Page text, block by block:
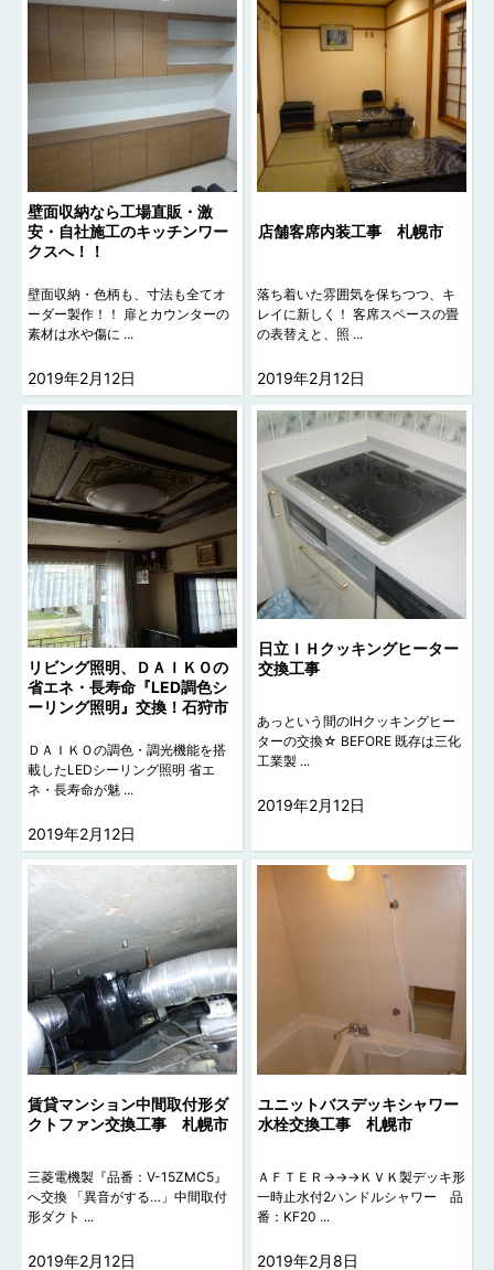
壁面収納なら工場直販・激
安・自社施工のキッチンワー
クスへ！！
壁面収納・色柄も、寸法も全てオ
ーダー製作！！ 扉とカウンターの
素材は水や傷に ...
2019年2月12日
店舗客席内装工事 札幌市
落ち着いた雰囲気を保ちつつ、キ
レイに新しく！ 客席スペースの畳
の表替えと、照 ...
2019年2月12日
リビング照明、ＤＡＩＫＯの
省エネ・長寿命『LED調色シ
ーリング照明』交換！石狩市
ＤＡＩＫＯの調色・調光機能を搭
載したLEDシーリング照明 省エ
ネ・長寿命が魅 ...
2019年2月12日
日立ＩＨクッキングヒーター
交換工事
あっという間のIHクッキングヒー
ターの交換☆ BEFORE 既存は三化
工業製 ...
2019年2月12日
賃貸マンション中間取付形ダ
クトファン交換工事 札幌市
三菱電機製『品番：V-15ZMC5』
へ交換 「異音がする…」中間取付
形ダクト ...
2019年2月12日
ユニットバスデッキシャワー
水栓交換工事 札幌市
ＡＦＴＥＲ→→→ＫＶＫ製デッキ形
一時止水付2ハンドルシャワー 品
番：KF20 ...
2019年2月8日